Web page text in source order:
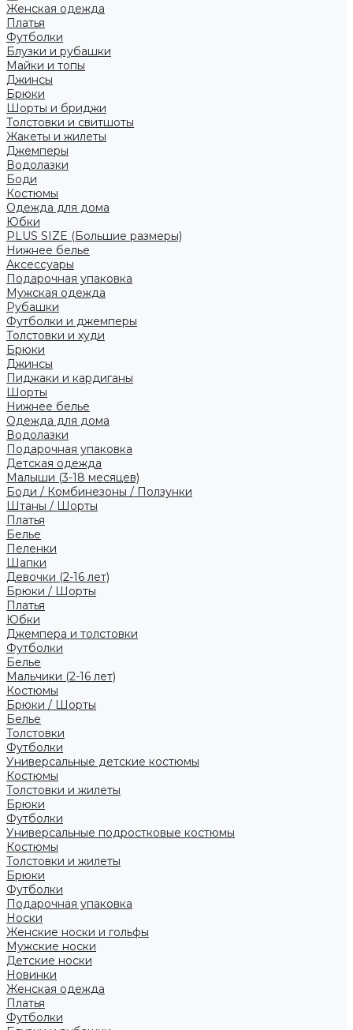
Женская одежда
Платья
Футболки
Блузки и рубашки
Майки и топы
Джинсы
Брюки
Шорты и бриджи
Толстовки и свитшоты
Жакеты и жилеты
Джемперы
Водолазки
Боди
Костюмы
Одежда для дома
Юбки
PLUS SIZE (Большие размеры)
Нижнее белье
Аксессуары
Подарочная упаковка
Мужская одежда
Рубашки
Футболки и джемперы
Толстовки и худи
Брюки
Джинсы
Пиджаки и кардиганы
Шорты
Нижнее белье
Одежда для дома
Водолазки
Подарочная упаковка
Детская одежда
Малыши (3-18 месяцев)
Боди / Комбинезоны / Ползунки
Штаны / Шорты
Платья
Белье
Пеленки
Шапки
Девочки (2-16 лет)
Брюки / Шорты
Платья
Юбки
Джемпера и толстовки
Футболки
Белье
Мальчики (2-16 лет)
Костюмы
Брюки / Шорты
Белье
Толстовки
Футболки
Универсальные детские костюмы
Костюмы
Толстовки и жилеты
Брюки
Футболки
Универсальные подростковые костюмы
Костюмы
Толстовки и жилеты
Брюки
Футболки
Подарочная упаковка
Носки
Женские носки и гольфы
Мужские носки
Детские носки
Новинки
Женская одежда
Платья
Футболки